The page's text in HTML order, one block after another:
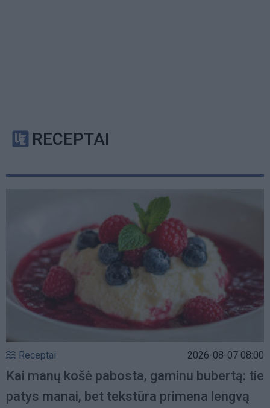
RECEPTAI
Receptai 2026-08-07 08:00
Kai manų košė pabosta, gaminu bubertą: tie
patys manai, bet tekstūra primena lengvą